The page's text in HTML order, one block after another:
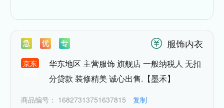
服饰内衣
京东
华东地区 主营服饰 旗舰店 一般纳税人 无扣
分贷款 装修精美 诚心出售.【墨禾】
商品编号： 16827313751637815 复制